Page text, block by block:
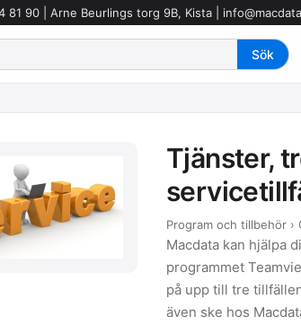
81 90 | Arne Beurlings torg 9B, Kista |
Tjänster,
Program och tillbehör ›
Macdata kan hjälpa
programmet
på upp till tre
även ske hos